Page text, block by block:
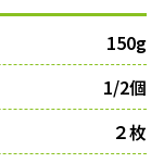
150g
1/2個
２枚